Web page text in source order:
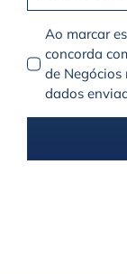
Ao marcar
concorda
de
dados